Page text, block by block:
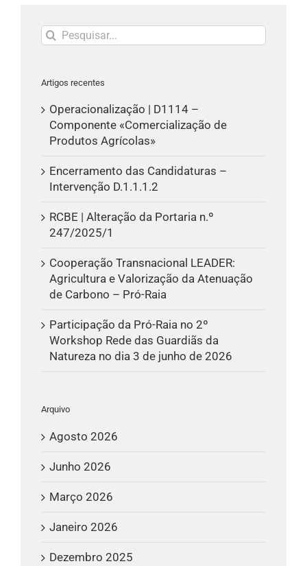
Pesquisar
Artigos recentes
Operacionalização | D1114 –
Componente «Comercialização de
Produtos Agrícolas»
Encerramento das Candidaturas –
Intervenção D.1.1.1.2
RCBE | Alteração da Portaria n.º
247/2025/1
Cooperação Transnacional LEADER:
Agricultura e Valorização da Atenuação
de Carbono – Pró-Raia
Participação da Pró-Raia no 2º
Workshop Rede das Guardiãs da
Natureza no dia 3 de junho de 2026
Arquivo
Agosto 2026
Junho 2026
Março 2026
Janeiro 2026
Dezembro 2025